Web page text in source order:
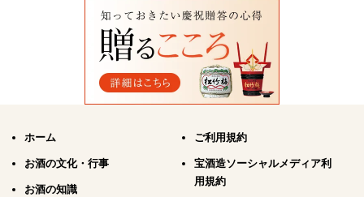
ホーム
お酒の文化・行事
お酒の知識
ご利用規約
宝酒造ソーシャルメディア利
用規約